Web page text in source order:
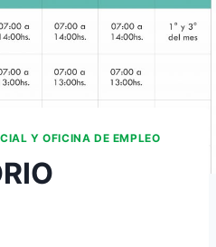
Y OFICINA DE EMPLEO